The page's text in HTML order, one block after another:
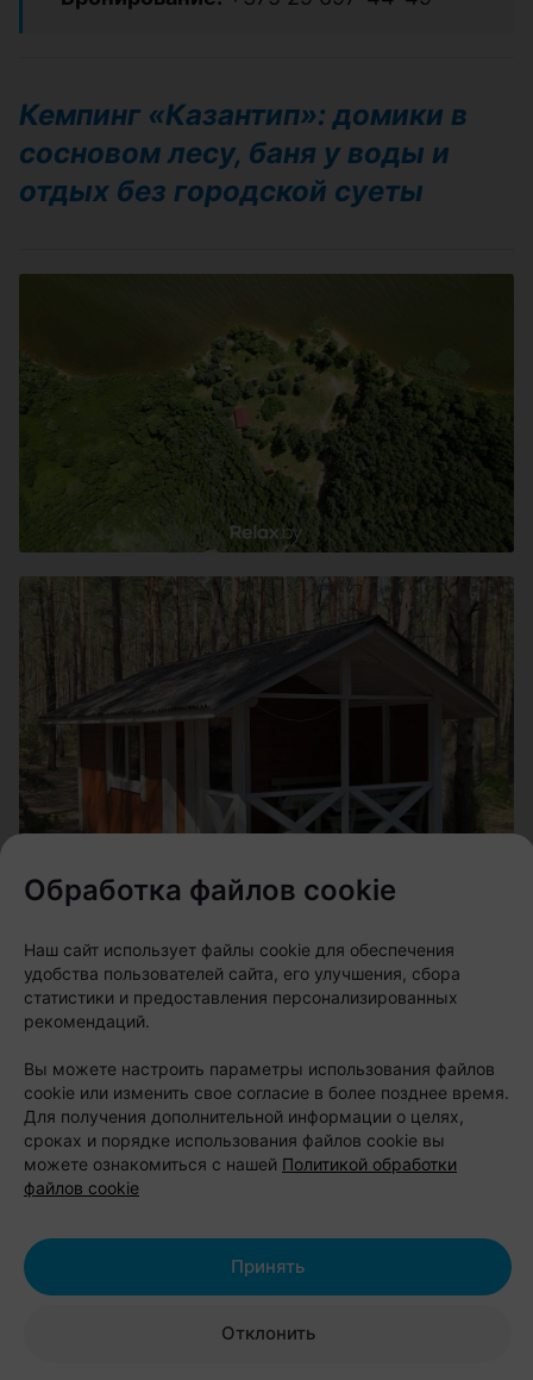
Кемпинг «Казантип»: домики в
сосновом лесу, баня у воды и
отдых без городской суеты
Обработка файлов cookie
Наш сайт использует файлы cookie для обеспечения
удобства пользователей сайта, его улучшения, сбора
статистики и предоставления персонализированных
рекомендаций.
Вы можете настроить параметры использования файлов
cookie или изменить свое согласие в более позднее время.
Для получения дополнительной информации о целях,
сроках и порядке использования файлов cookie вы
можете ознакомиться с нашей Политикой обработки
файлов cookie
Отклонить
Принять